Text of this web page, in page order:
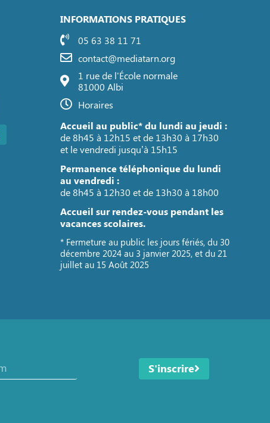
INFORMATIONS PRATIQUES
05 63 38 11 71
contact@mediatarn.org
1 rue de l'École normale
81000 Albi
Horaires
Accueil au public* du lundi au jeudi :
de 8h45 à 12h15 et de 13h30 à 17h30
et le vendredi jusqu’à 15h15
Permanence téléphonique du lundi
au vendredi :
de 8h45 à 12h30 et de 13h30 à 18h00
Accueil sur rendez-vous pendant les
vacances scolaires.
* Fermeture au public les jours fériés, du 30
décembre 2024 au 3 janvier 2025, et du 21
juillet au 15 Août 2025
S'inscrire